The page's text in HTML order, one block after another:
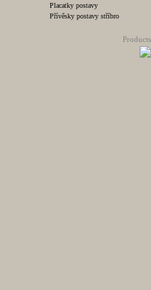
Placatky postavy
Přívěsky postavy stříbro
Products